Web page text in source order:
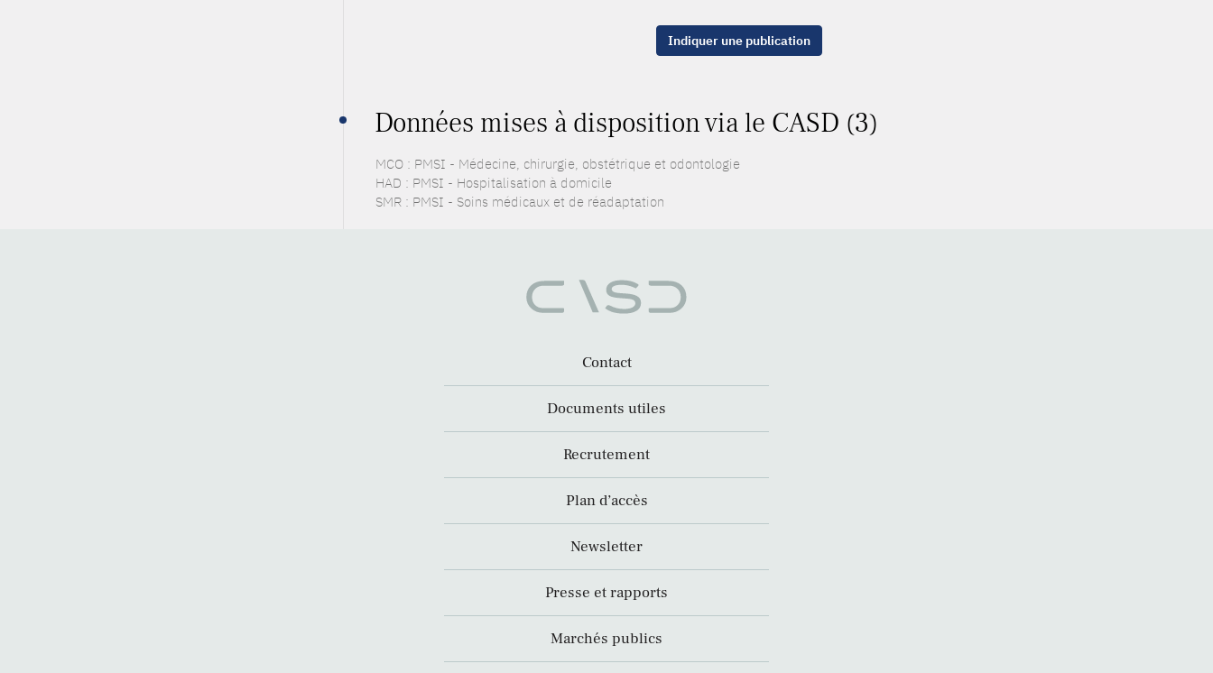
Indiquer une publication
Données mises à disposition via le CASD (3)
MCO : PMSI - Médecine, chirurgie, obstétrique et odontologie
HAD : PMSI - Hospitalisation à domicile
SMR : PMSI - Soins médicaux et de réadaptation
Contact
Documents utiles
Recrutement
Plan d’accès
Newsletter
Presse et rapports
Marchés publics